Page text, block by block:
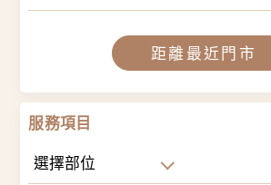
距離最近門市
服務項目
選擇部位